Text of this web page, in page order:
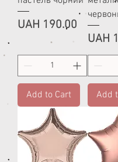
Price
UAH 190.00
Add to Cart
Price
UAH
Add